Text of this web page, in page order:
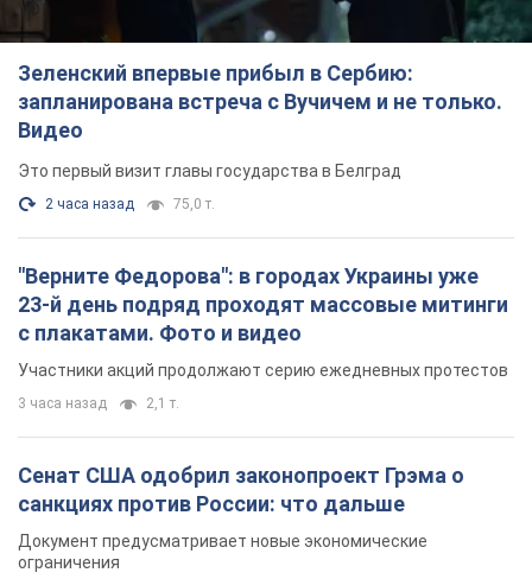
Зеленский впервые прибыл в Сербию:
запланирована встреча с Вучичем и не только.
Видео
Это первый визит главы государства в Белград
2 часа назад 75,0 т.
"Верните Федорова": в городах Украины уже
23-й день подряд проходят массовые митинги
с плакатами. Фото и видео
Участники акций продолжают серию ежедневных протестов
3 часа назад 2,1 т.
Сенат США одобрил законопроект Грэма о
санкциях против России: что дальше
Документ предусматривает новые экономические
ограничения